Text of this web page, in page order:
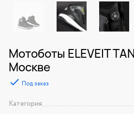
Мотоботы ELEVEIT
Москве
Под заказ
Категория